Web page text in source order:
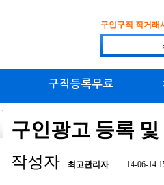
구인구직 직거래
구직등록무료
구인광고 등록
작성자 최고관리자 14-06-14